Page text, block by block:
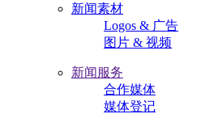
新闻素材
Logos & 广告
图片 & 视频
新闻服务
合作媒体
媒体登记